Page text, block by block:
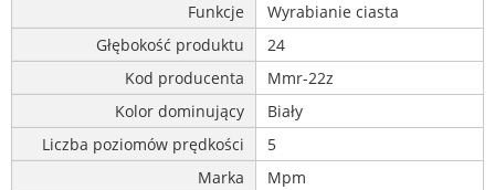
Funkcje
Wyrabianie ciasta
Głębokość produktu
24
Kod producenta
Mmr-22z
Kolor dominujący
Biały
Liczba poziomów prędkości
5
Marka
Mpm